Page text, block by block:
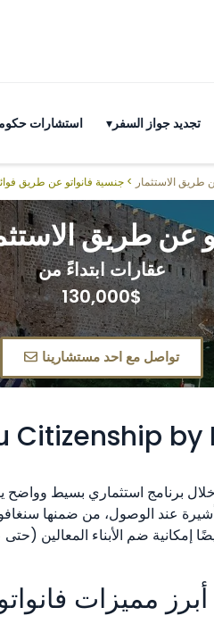
تجديد جواز السفر استشارات
طريق الاستثمار > جنسية فانواتو عن طريق
عن طريق
عقارات ابتداءً من
130,000$
تواصل مع احد مستشارينا
Citizenship
برنامج استثماري بسيط وواضح
أكثر من 90 دولة بدون تأشيرة أو بتأشيرة
(حتى عمر 25 عامًا) والوالدين المعالين (65 عامًا
أبرز مميزات